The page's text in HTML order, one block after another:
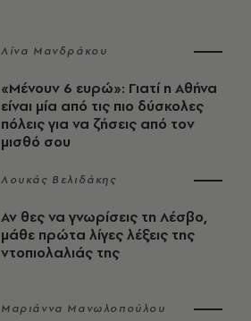
Λίνα Μανδράκου
«Μένουν 6 ευρώ»: Γιατί η Αθήνα
είναι μία από τις πιο δύσκολες
πόλεις για να ζήσεις από τον
μισθό σου
Λουκάς Βελιδάκης
Αν θες να γνωρίσεις τη Λέσβο,
μάθε πρώτα λίγες λέξεις της
ντοπιολαλιάς της
Μαριάννα Μανωλοπούλου